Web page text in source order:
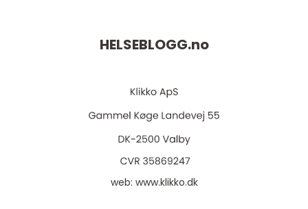
HELSEBLOGG.no
web: www.klikko.dk